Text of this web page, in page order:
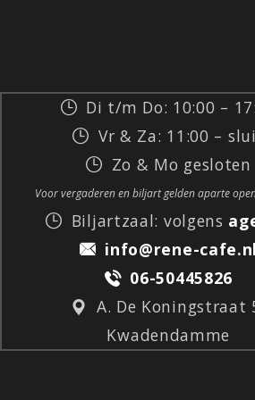
Di t/m Do: 10:00 –
Vr & Za: 11:00 –
Zo & Mo gesloten
Voor vergaderen en biljart gelden aparte
Biljartzaal: volgens
info@rene-cafe.nl
06-50445826
A. De Koningstraat
Kwadendamme